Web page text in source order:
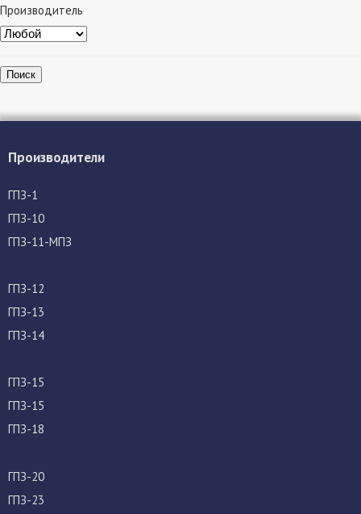
Производитель
Поиск
Производители
ГПЗ-1
ГПЗ-10
ГПЗ-11-МПЗ
ГПЗ-12
ГПЗ-13
ГПЗ-14
ГПЗ-15
ГПЗ-15
ГПЗ-18
ГПЗ-20
ГПЗ-23